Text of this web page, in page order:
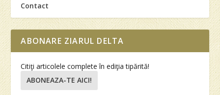
Contact
ABONARE ZIARUL DELTA
Citiţi articolele complete în ediţia tipărită!
ABONEAZA-TE AICI!